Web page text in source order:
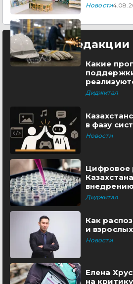
Новости
Выбор редакции
Какие
Диджитал
в фазу
Новости
Цифровое
Диджитал
Как
и взрослых
Новости
Елена
на